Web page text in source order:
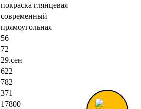
покраска глянцевая
современный
прямоугольная
56
72
29.сен
622
782
371
17800